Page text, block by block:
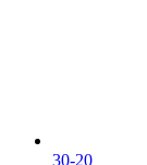
30-20